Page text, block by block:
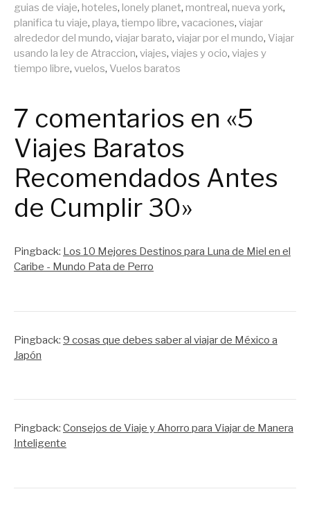
guias de viaje, hoteles, lonely planet, montreal, nueva york,
planifica tu viaje, playa, tiempo libre, vacaciones, viajar
alrededor del mundo, viajar barato, viajar por el mundo, Viajar
usando la ley de Atraccion, viajes, viajes y ocio, viajes y
tiempo libre, vuelos, Vuelos baratos
7 comentarios en «5
Viajes Baratos
Recomendados Antes
de Cumplir 30»
Pingback: Los 10 Mejores Destinos para Luna de Miel en el
Caribe - Mundo Pata de Perro
Pingback: 9 cosas que debes saber al viajar de México a
Japón
Pingback: Consejos de Viaje y Ahorro para Viajar de Manera
Inteligente